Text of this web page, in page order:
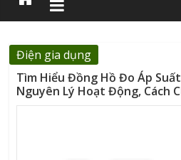
Điện gia dụng
Tìm Hiểu Đồng Hồ Đo Áp
Nguyên Lý Hoạt Động, Cách